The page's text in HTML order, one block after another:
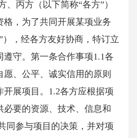
、丙方（以下简称“各方”）
格，为了共同开展某项业务
），经各方友好协商，特订立
遵守。第一条合作事项1.1各
、公平、诚实信用的原则
开展项目。1.2各方应根据项
必要的资源、技术、信息和
同参与项目的决策，并对项